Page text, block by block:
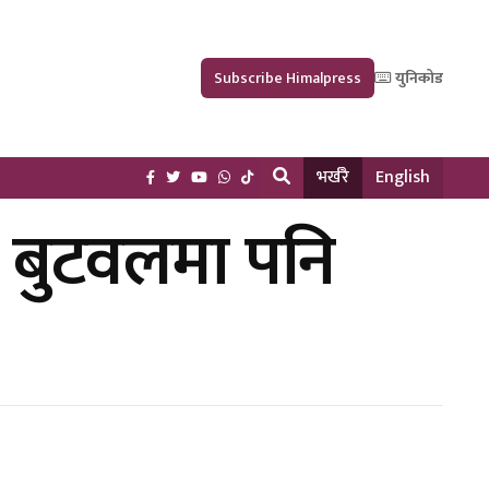
Subscribe Himalpress युनिकोड
भर्खरै English
बुटवलमा पनि